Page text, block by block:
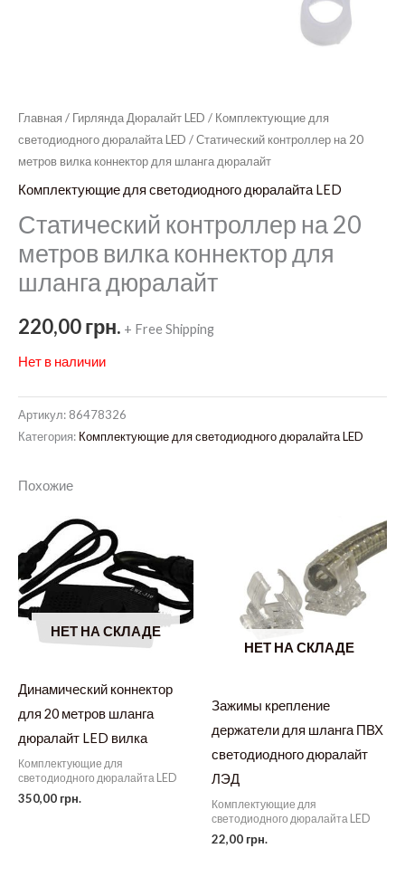
Главная / Гирлянда Дюралайт LED / Комплектующие для
светодиодного дюралайта LED / Статический контроллер на 20
метров вилка коннектор для шланга дюралайт
Комплектующие для светодиодного дюралайта LED
Статический контроллер на 20
метров вилка коннектор для
шланга дюралайт
220,00грн. + Free Shipping
Нет в наличии
Артикул: 86478326
Категория: Комплектующие для светодиодного дюралайта LED
Похожие
НЕТ НА СКЛАДЕ
Динамический коннектор
для 20 метров шланга
дюралайт LED вилка
Комплектующие для
светодиодного дюралайта LED
350,00 грн.
НЕТ НА СКЛАДЕ
Зажимы крепление
держатели для шланга ПВХ
светодиодного дюралайт
ЛЭД
Комплектующие для
светодиодного дюралайта LED
22,00 грн.